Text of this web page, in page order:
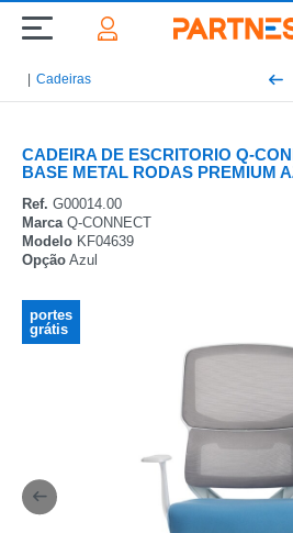
Cadeiras
CADEIRA DE ESCRITORIO Q-
BASE METAL RODAS PREMIUM
Ref. G00014.00
MarcaQ-CONNECT
Modelo KF04639
Opção Azul
portes
grátis